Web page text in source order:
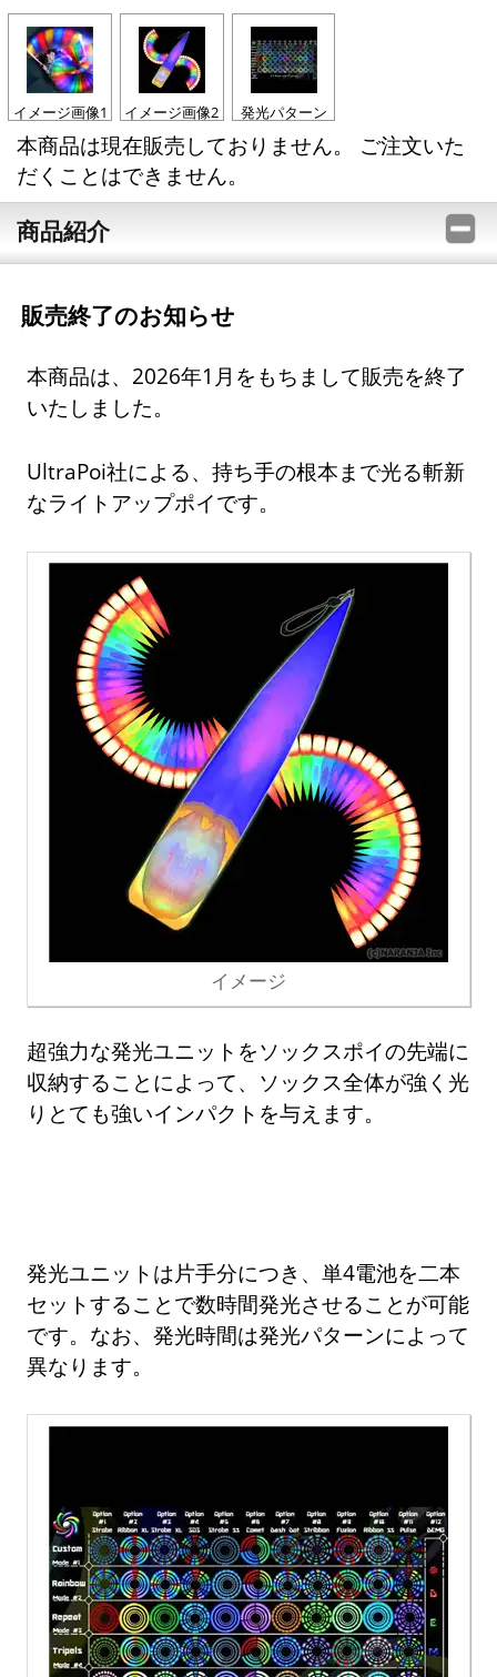
イメージ画像1 イメージ画像2 発光パターン
本商品は現在販売しておりません。 ご注文いた
だくことはできません。
商品紹介
販売終了のお知らせ
本商品は、2026年1月をもちまして販売を終了
いたしました。
UltraPoi社による、持ち手の根本まで光る斬新
なライトアップポイです。
イメージ
超強力な発光ユニットをソックスポイの先端に
収納することによって、ソックス全体が強く光
りとても強いインパクトを与えます。
発光ユニットは片手分につき、単4電池を二本
セットすることで数時間発光させることが可能
です。なお、発光時間は発光パターンによって
異なります。